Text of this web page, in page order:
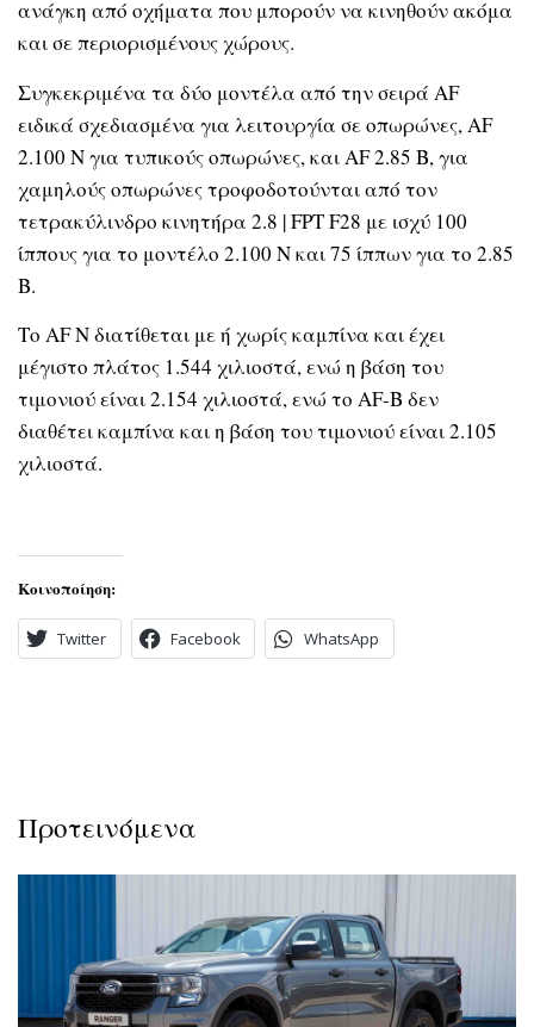
ανάγκη από οχήματα που μπορούν να κινηθούν ακόμα
και σε περιορισμένους χώρους.
Συγκεκριμένα τα δύο μοντέλα από την σειρά AF
ειδικά σχεδιασμένα για λειτουργία σε οπωρώνες, AF
2.100 N για τυπικούς οπωρώνες, και AF 2.85 Β, για
χαμηλούς οπωρώνες τροφοδοτούνται από τον
τετρακύλινδρο κινητήρα 2.8 | FPT F28 με ισχύ 100
ίππους για το μοντέλο 2.100 N και 75 ίππων για το 2.85
B.
Το AF N διατίθεται με ή χωρίς καμπίνα και έχει
μέγιστο πλάτος 1.544 χιλιοστά, ενώ η βάση του
τιμονιού είναι 2.154 χιλιοστά, ενώ το AF-B δεν
διαθέτει καμπίνα και η βάση του τιμονιού είναι 2.105
χιλιοστά.
Κοινοποίηση:
Twitter Facebook WhatsApp
Προτεινόμενα